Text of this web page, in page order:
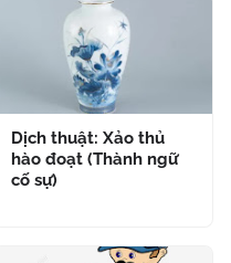
Dịch thuật: Xảo thủ
hào đoạt (Thành ngữ
cố sự)